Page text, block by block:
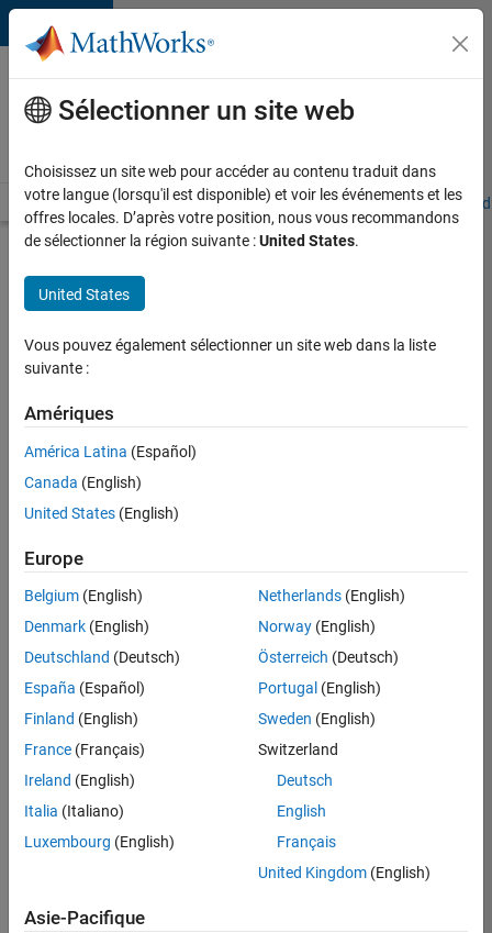
Passer au contenu
Votre
carrière
chez
Accueil Explorer nos opportunités Adresses de nos bureaux
d’autres
offres
Senior
Software
Quality
Engineer
maintenant
Poste:
36935-
Ingénierie
de
la
FR-
Sélectionner un site web
Choisissez un site web pour accéder au contenu traduit dans
votre langue (lorsqu'il est disponible) et voir les événements et les
offres locales. D’après votre position, nous vous recommandons
de sélectionner la région suivante :United States.
United States
Vous pouvez également sélectionner un site web dans la liste
suivante :
Amériques
América Latina (Español)
Canada (English)
United States (English)
Europe
Belgium (English)
Denmark (English)
Deutschland (Deutsch)
España (Español)
Finland (English)
France (Français)
Ireland (English)
Italia (Italiano)
Luxembourg (English)
Netherlands(English)
Norway(English)
Österreich (Deutsch)
Portugal (English)
Sweden (English)
Switzerland
Deutsch
English
Français
United Kingdom(English)
Asie-Pacifique